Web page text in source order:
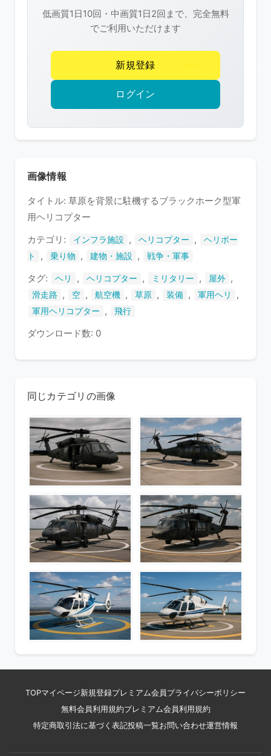
R-
FREE
作
権
護
い
す
低画質1日10回・中画質1日2回まで、完全無料
でご利用いただけます
新規登録
ログイン
画像情報
タイトル: 草原を背景に駐機するブラックホーク型軍
用ヘリコプター
カテゴリ:
インフラ施設 , ヘリコプター ,
ヘリポー
ト
, 乗り物 , 建物・施設 , 戦争・軍事
タグ: ヘリ , ヘリコプター , ミリタリー , 屋外 ,
滑走路 , 空 , 航空機 , 草原 , 装備 , 軍用ヘリ ,
軍用ヘリコプター , 飛行
ダウンロード数: 0
同じカテゴリの画像
TOPマイページ新規登録プレミアム会員 プライバシーポリシー
無料会員利用規約プレミアム会員利用規約
特定商取引法に基づく表記投稿一覧お問い合わせ運営情報